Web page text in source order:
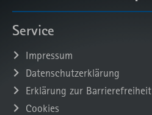
Service
Impressum
Datenschutzerklärung
Erklärung zur Barrierefreiheit
Cookies